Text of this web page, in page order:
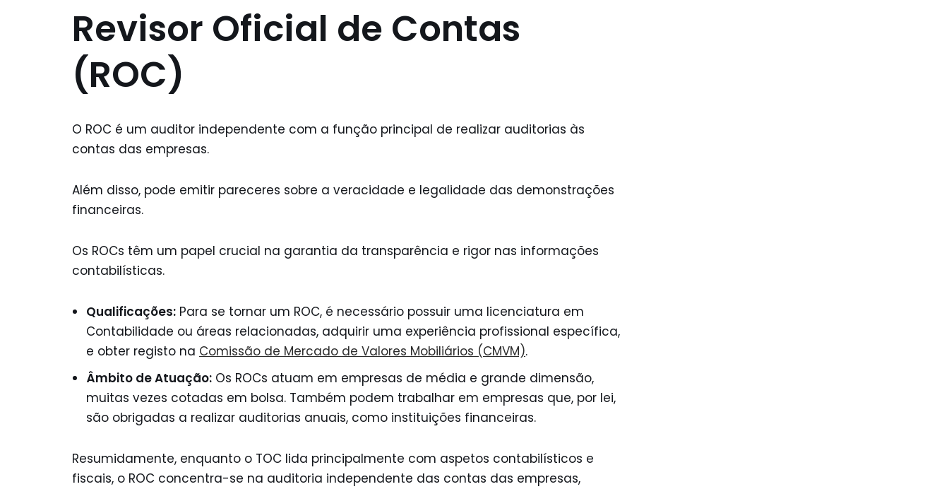
Revisor Oficial de Contas
(ROC)
O ROC é um auditor independente com a função principal de realizar auditorias às
contas das empresas.
Além disso, pode emitir pareceres sobre a veracidade e legalidade das demonstrações
financeiras.
Os ROCs têm um papel crucial na garantia da transparência e rigor nas informações
contabilísticas.
Qualificações: Para se tornar um ROC, é necessário possuir uma licenciatura em
Contabilidade ou áreas relacionadas, adquirir uma experiência profissional específica,
e obter registo na Comissão de Mercado de Valores Mobiliários (CMVM).
Âmbito de Atuação: Os ROCs atuam em empresas de média e grande dimensão,
muitas vezes cotadas em bolsa. Também podem trabalhar em empresas que, por lei,
são obrigadas a realizar auditorias anuais, como instituições financeiras.
Resumidamente, enquanto o TOC lida principalmente com aspetos contabilísticos e
fiscais, o ROC concentra-se na auditoria independente das contas das empresas,